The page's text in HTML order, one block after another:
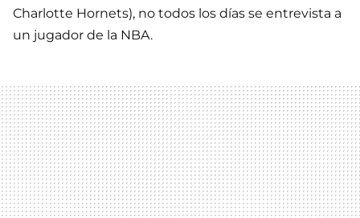
Charlotte Hornets), no todos los días se entrevista a
un jugador de la NBA.